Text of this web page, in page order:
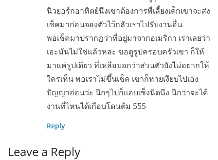
นิวยอร์กอาทิตย์นึงเขาต้องการพี่เลี้ยงเด็กเขาจะส่ง
เช็คมาก่อนจองตัวไว้กลัวเราไปรับงานอื่น
พอเช็คมาปรากฏว่าที่อยู่มาจากอเมริกา เราเลยว่า
เอะมันไม่ใช่แล้วหละ ขอดูรูปครอบครัวเขา ก็ให้
มาแค่รูปเดียว ที่เหลือบอกว่าส่วนตัวยังไม่อยากให้
ใครเห็น พอเราไม่ขึ้นเช็ค เขาก็หายเงียบไปเอง
ปัญญาอ่อนว่ะ นึกๆไปก็แอบเซ็งนิดนึง นึกว่าจะได้
งานที่ไหนได้เกือบโดนต้ม 555
Reply
Leave a Reply